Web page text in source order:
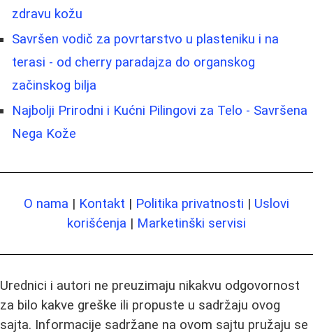
zdravu kožu
Savršen vodič za povrtarstvo u plasteniku i na
terasi - od cherry paradajza do organskog
začinskog bilja
Najbolji Prirodni i Kućni Pilingovi za Telo - Savršena
Nega Kože
O nama | Kontakt | Politika privatnosti | Uslovi
korišćenja | Marketinški servisi
Urednici i autori ne preuzimaju nikakvu odgovornost
za bilo kakve greške ili propuste u sadržaju ovog
sajta. Informacije sadržane na ovom sajtu pružaju se